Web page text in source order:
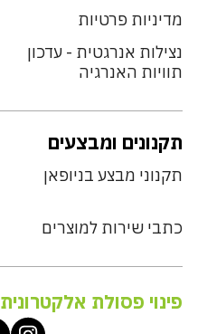
מדיניות פרטיות
נצילות אנרגטית - עדכון
תוויות האנרגיה
תקנונים ומבצעים
תקנוני מבצע בניופאן
כתבי שירות למוצרים
פינוי פסולת אלקטרונית